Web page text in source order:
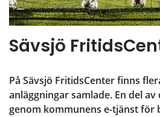
Sävsjö
På Sävsjö FritidsCenter finns
anläggningar samlade. En del
genom kommunens e-tjänst för